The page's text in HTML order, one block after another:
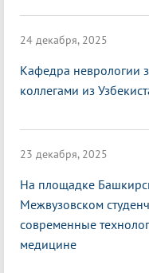
24 декабря, 2025
Кафедра неврологии
коллегами из
23 декабря, 2025
На площадке
Межвузовском
современные
медицине